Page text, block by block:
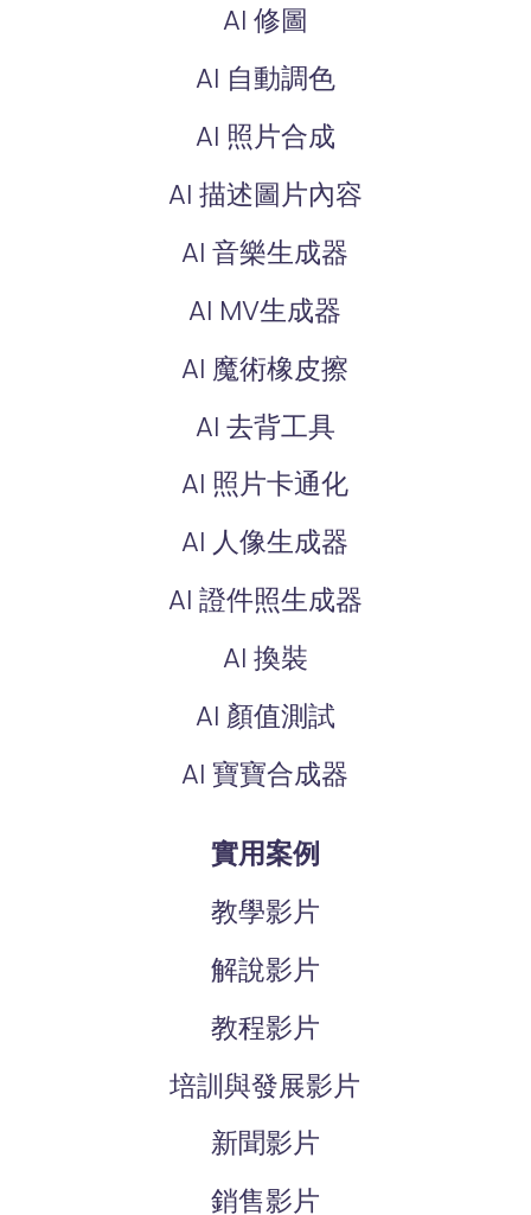
AI 修圖
AI 自動調色
AI 照片合成
AI 描述圖片內容
AI 音樂生成器
AI MV生成器
AI 魔術橡皮擦
AI 去背工具
AI 照片卡通化
AI 人像生成器
AI 證件照生成器
AI 換裝
AI 顏值測試
AI 寶寶合成器
實用案例
教學影片
解說影片
教程影片
培訓與發展影片
新聞影片
銷售影片